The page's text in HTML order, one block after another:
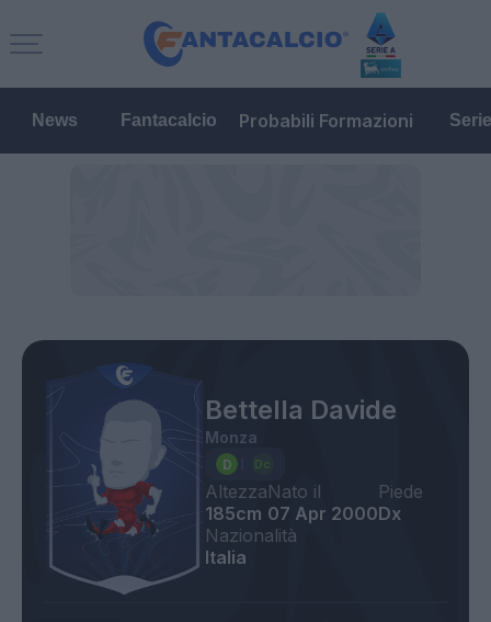
News Fantacalcio Probabili Formazioni
Bettella Davide
Monza
Altezza
185cm
Nato il
07 Apr 2000
Piede
Dx
Nazionalità
Italia